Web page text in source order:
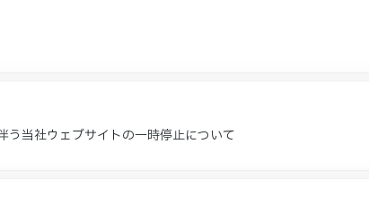
う当社ウェブサイトの一時停止について